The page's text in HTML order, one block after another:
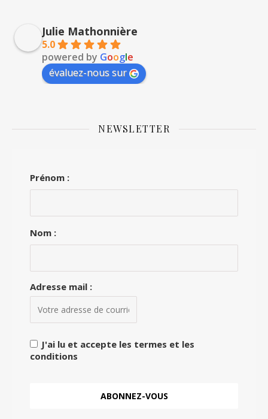
Julie Mathonnière
5.0
powered by Google
évaluez-nous sur
NEWSLETTER
Prénom :
Nom :
Adresse mail :
J'ai lu et accepte les termes et les
conditions